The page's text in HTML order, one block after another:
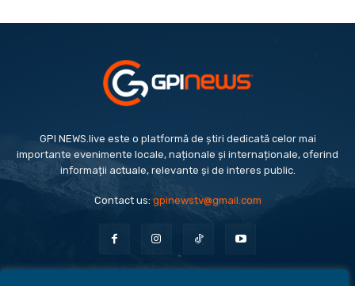
GPI NEWS.live este o platformă de știri dedicată celor mai
importante evenimente locale, naționale și internaționale, oferind
informații actuale, relevante și de interes public.
Contact us:gpinewstv@gmail.com